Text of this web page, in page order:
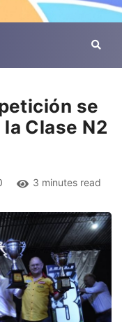
se
Clase N2
3 minutes read